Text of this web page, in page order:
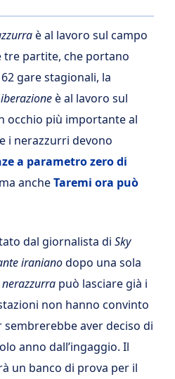
è al lavoro sul campo
tre partite, che portano
gare stagionali, la
è al lavoro sul
occhio più importante al
i nerazzurri devono
a parametro zero di
ancheTaremi ora può
dal giornalista di Sky
iranianodopo una sola
può lasciare già i
non hanno convinto
sembrerebbe aver deciso di
anno dall’ingaggio. Il
un banco di prova per il